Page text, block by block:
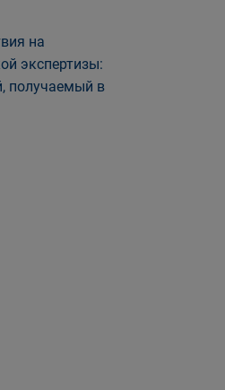
на
экспертизы:
получаемый в